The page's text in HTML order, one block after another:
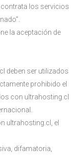
contrata los servicios
la aceptación de
deben ser utilizados
prohibido el
con ultrahosting.cl
ultrahosting.cl, el
difamatoria,